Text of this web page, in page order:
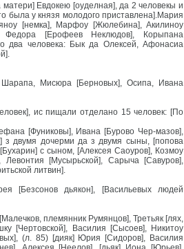
Евдокею [оуделная], да 2 человекы и
была у князя молодого приставлена].Мария
[немка], Марфоу [Жюлебина], Акилиноу
Федора [Ерофеев Неклюдов], Корыпана
два человека: Бык да Олексей, Афонасиа
Шарапа, Мисюра [Берновых], Осипа, Ивана
ис пищали отделано 15 человек: [По
[Фуниковы], Ивана [Бурово Чер-мазов],
з двумя дочерми да з двумя сыны, [попова
с сыном, [Алексея Саоуров], Козмоу
Левонтия [Мусырьской], Сарыча [Савуров],
литвин].
[Безсонов дьякон], [Васильевых людей
племянник Румянцов], Третьяк [лях,
[Чертовской], Василия [Сысоев], Никитоу
(л. 85) [дияк] Юрия [Сидоров], Василия